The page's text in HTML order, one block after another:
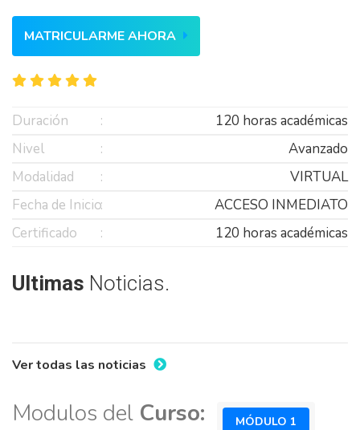
MATRICULARME AHORA
Duración
120 horas académicas
Nivel
Avanzado
Modalidad
VIRTUAL
Fecha de Inicio
ACCESO INMEDIATO
Certificado
120 horas académicas
Ultimas Noticias.
Ver todas las noticias
Modulos del Curso: MÓDULO 1